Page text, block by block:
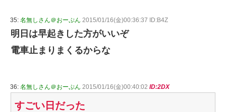
35: 名無しさん＠おーぷん 2015/01/16(金)00:36:37 ID:B4Z
明日は早起きした方がいいぞ
電車止まりまくるからな
36: 名無しさん＠おーぷん 2015/01/16(金)00:40:02 ID:2DX
すごい日だった